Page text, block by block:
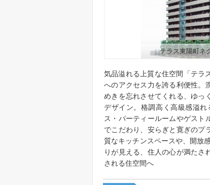
テラス東陽町ネ
気品溢れる上質な住空間「テ
へのアクセス力を誇る利便性。
めきを忘れさせてくれる、ゆっ
デザイン。格調高く高級感溢
ス・パーティールームやゲスト
でこだわり、安らぎと寛ぎのプ
質なキッチンスペースや、開放
りが見える、住人の心が満た
される住空間へ